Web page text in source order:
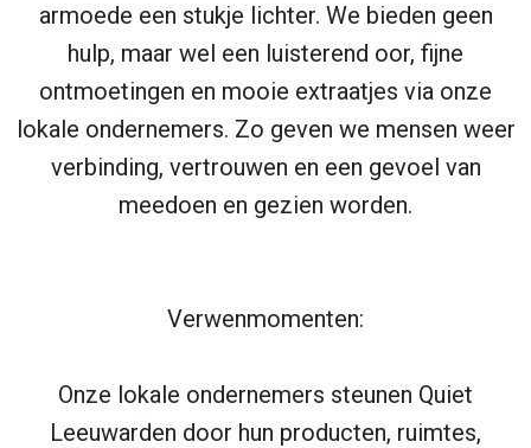
armoede een stukje lichter. We bieden geen
hulp, maar wel een luisterend oor, fijne
ontmoetingen en mooie extraatjes via onze
lokale ondernemers. Zo geven we mensen weer
verbinding, vertrouwen en een gevoel van
meedoen en gezien worden.
Verwenmomenten:
Onze lokale ondernemers steunen Quiet
Leeuwarden door hun producten, ruimtes,